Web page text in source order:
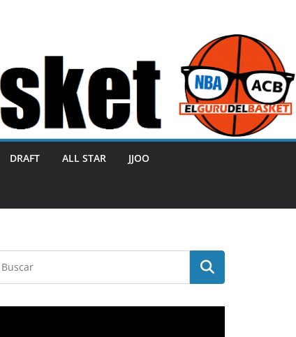
DRAFT ALL STAR JJOO